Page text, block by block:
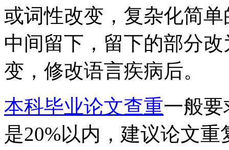
或词性改变，复杂化简
中间留下，留下的部分
变，修改语言疾病后。
本科毕业论文查重一般要
是20%以内，建议论文